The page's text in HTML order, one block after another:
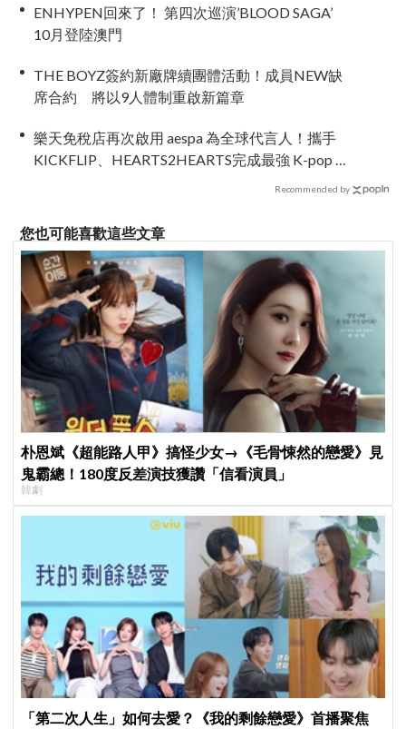
ENHYPEN回來了！ 第四次巡演’BLOOD SAGA’
10月登陸澳門
THE BOYZ簽約新廠牌續團體活動！成員NEW缺
席合約 將以9人體制重啟新篇章
樂天免稅店再次啟用 aespa 為全球代言人！攜手
KICKFLIP、HEARTS2HEARTS完成最強 K-pop 代
Recommended by
您也可能喜歡這些文章
朴恩斌《超能路人甲》搞怪少女→《毛骨悚然的戀愛》見
鬼霸總！180度反差演技獲讚「信看演員」
韓劇
「第二次人生」如何去愛？《我的剩餘戀愛》首播聚焦